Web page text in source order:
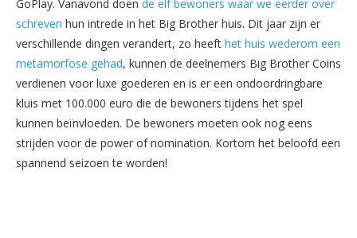
GoPlay. Vanavond doen de elf bewoners waar we eerder over
schreven hun intrede in het Big Brother huis. Dit jaar zijn er
verschillende dingen verandert, zo heeft het huis wederom een
metamorfose gehad, kunnen de deelnemers Big Brother Coins
verdienen voor luxe goederen en is er een ondoordringbare
kluis met 100.000 euro die de bewoners tijdens het spel
kunnen beïnvloeden. De bewoners moeten ook nog eens
strijden voor de power of nomination. Kortom het beloofd een
spannend seizoen te worden!